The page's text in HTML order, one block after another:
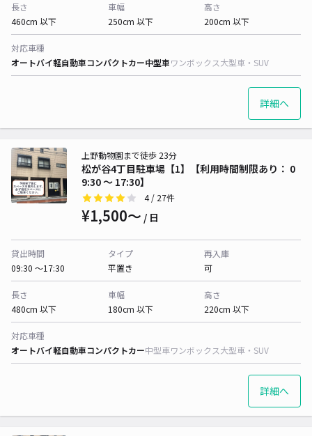
長さ
460cm 以下
車幅
250cm 以下
高さ
200cm 以下
対応車種
オートバイ軽自動車コンパクトカー中型車ワンボックス大型車・SUV
詳細へ
松が谷4丁目駐車場【1】【利用時間制限あり： 0
9:30 〜 17:30】
上野動物園まで徒歩 23分
4/ 27件
¥1,500〜 / 日
貸出時間
09:30 〜17:30
タイプ
平置き
再入庫
可
長さ
480cm 以下
車幅
180cm 以下
高さ
220cm 以下
対応車種
オートバイ軽自動車コンパクトカー中型車ワンボックス大型車・SUV
詳細へ